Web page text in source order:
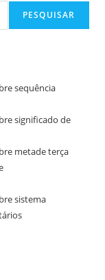
PESQUISAR
sequência
significado de
metade terça
sistema